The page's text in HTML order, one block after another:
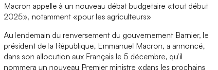
Macron appelle à un nouveau débat budgetaire «tout début
2025», notamment «pour les agriculteurs»
Au lendemain du renversement du gouvernement Barnier, le
président de la République, Emmanuel Macron, a annoncé,
dans son allocution aux Français le 5 décembre, qu'il
nommera un nouveau Premier ministre «dans les prochains